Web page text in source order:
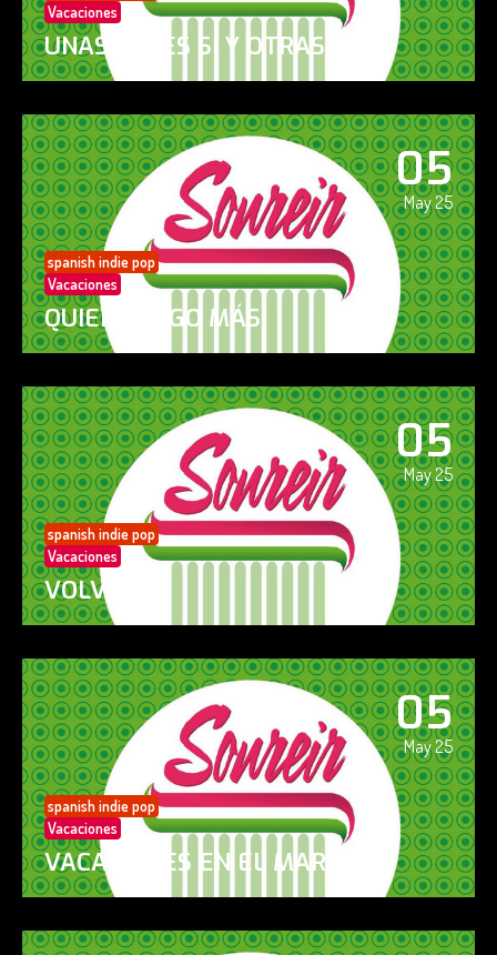
Vacaciones
UNAS VECES SÍ Y OTRAS NO
05
May 25
spanish indie pop
Vacaciones
QUIERO ALGO MÁS
05
May 25
spanish indie pop
Vacaciones
VOLVERÁS
05
May 25
spanish indie pop
Vacaciones
VACACIONES EN EL MAR